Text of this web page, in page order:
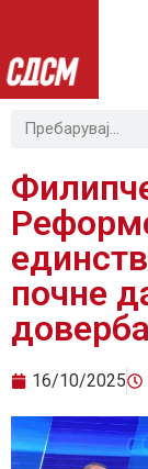
почне
16/10/2025